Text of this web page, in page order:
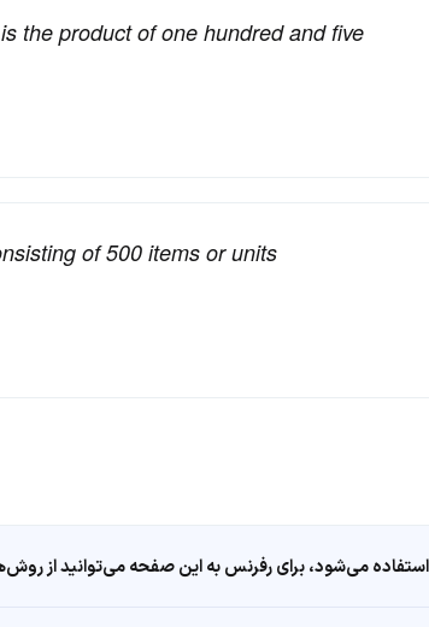
the product of one hundred and five
of 500 items or units
می‌شود، برای رفرنس به این صفحه می‌توانید از